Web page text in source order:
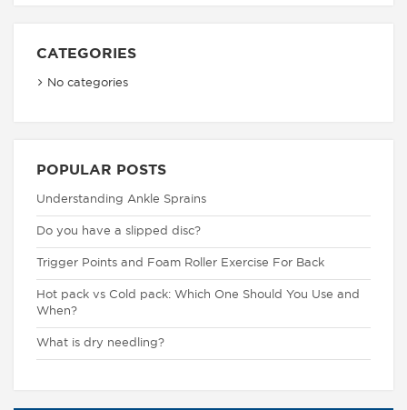
CATEGORIES
No categories
POPULAR POSTS
Understanding Ankle Sprains
Do you have a slipped disc?
Trigger Points and Foam Roller Exercise For Back
Hot pack vs Cold pack: Which One Should You Use and
When?
What is dry needling?